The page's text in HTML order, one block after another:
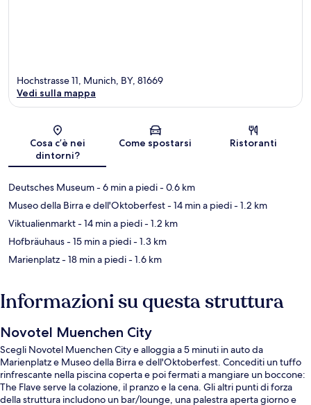
Mappa
Hochstrasse 11, Munich, BY, 81669
Vedi sulla mappa
Cosa c’è nei
dintorni?
Come spostarsi Ristoranti
Deutsches Museum- 6 min a piedi- 0.6 km
Museo della Birra e dell'Oktoberfest- 14 min a piedi- 1.2 km
Viktualienmarkt- 14 min a piedi- 1.2 km
Hofbräuhaus- 15 min a piedi- 1.3 km
Marienplatz- 18 min a piedi- 1.6 km
Informazioni su questa struttura
Novotel Muenchen City
Scegli Novotel Muenchen City e alloggia a 5 minuti in auto da
Marienplatz e Museo della Birra e dell'Oktoberfest. Concediti un tuffo
rinfrescante nella piscina coperta e poi fermati a mangiare un boccone:
The Flave serve la colazione, il pranzo e la cena. Gli altri punti di forza
della struttura includono un bar/lounge, una palestra aperta giorno e